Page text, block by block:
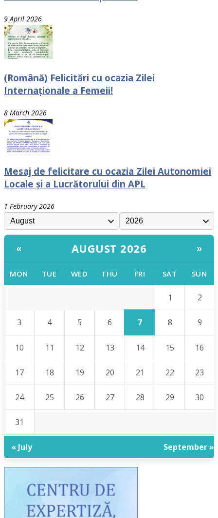
9 April 2026
(Română) Felicitări cu ocazia Zilei
Internaționale a Femeii!
8 March 2026
Mesaj de felicitare cu ocazia Zilei Autonomiei
Locale și a Lucrătorului din APL
1 February 2026
« AUGUST 2026 »
MON TUE WED THU FRI SAT SUN
1 2
3 4 5 6 7 8 9
10 11 12 13 14 15 16
17 18 19 20 21 22 23
24 25 26 27 28 29 30
31
« July September »